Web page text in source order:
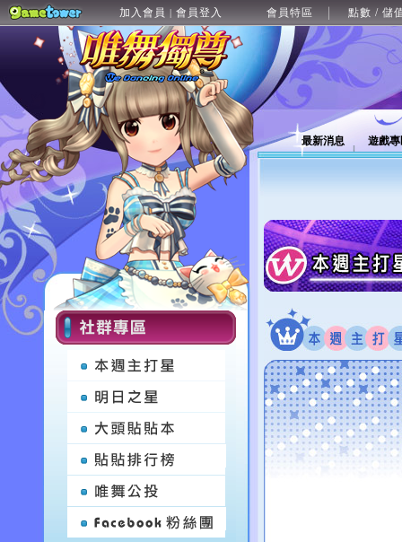
加入會員 | 會員登入 會員特區 點數 / 儲
最新消息 遊戲